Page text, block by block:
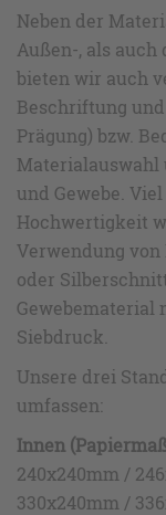
Neben der
Außen-, als auch
bieten wir auch
Beschriftung
Prägung) bzw.
Materialauswahl
und Gewebe.
Hochwertigkeit
Verwendung
oder
Gewebematerial
Siebdruck.
Unsere drei
umfassen:
Innen
240x240mm /
330x240mm /